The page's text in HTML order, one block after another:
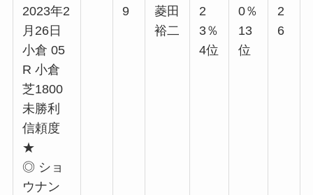
2023年2
月26日
小倉 05
R 小倉
芝1800
未勝利
信頼度
★
◎ ショ
ウナン
9
菱田
裕二
2
3％
4位
0％
13
位
2
6